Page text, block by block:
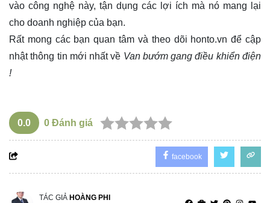
vào công nghệ này, tận dụng các lợi ích mà nó mang lại
cho doanh nghiệp của bạn.
Rất mong các bạn quan tâm và theo dõi honto.vn để cập
nhật thông tin mới nhất về Van bướm gang điều khiển điện
!
0.0 0 Đánh giá
facebook
TÁC GIẢ HOÀNG PHI